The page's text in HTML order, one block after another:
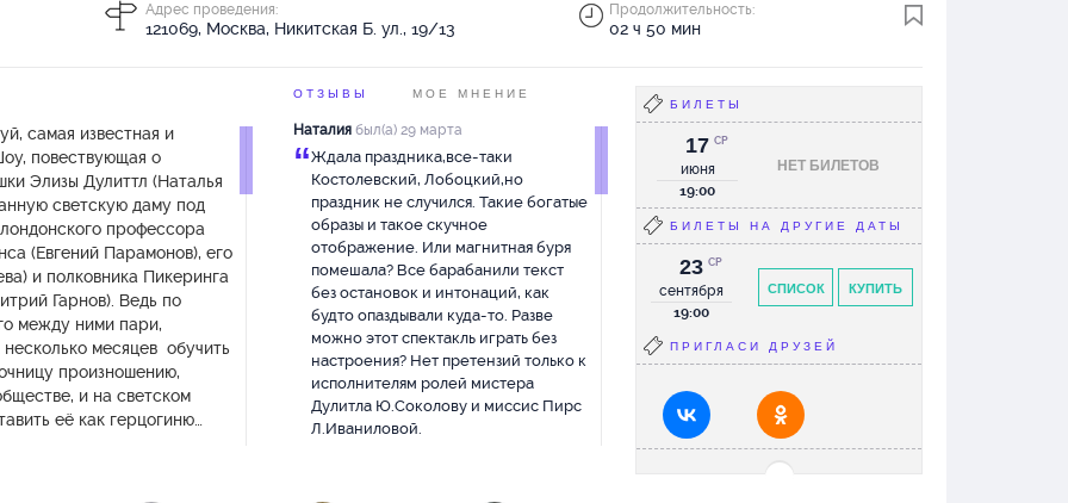
Адрес проведения:
121069, Москва, Никитская Б. ул., 19/13
Продолжительность:
02 ч 50 мин
самая известная и
повествующая о
Элизы Дулиттл (Наталья
светскую даму под
профессора
(Евгений Парамонов), его
и полковника Пикеринга
Гарнов). Ведь по
между ними пари,
месяцев обучить
произношению,
и на светском
её как герцогиню…
ОТЗЫВЫ МОЕ МНЕНИЕ
Наталия был(а) 29 марта
“Ждала праздника,все-таки
Костолевский, Лобоцкий,но
праздник не случился. Такие богатые
образы и такое скучное
отображение. Или магнитная буря
помешала? Все барабанили текст
без остановок и интонаций, как
будто опаздывали куда-то. Разве
можно этот спектакль играть без
настроения? Нет претензий только к
исполнителям ролей мистера
Дулитла Ю.Соколову и миссис Пирс
Л.Иваниловой.
БИЛЕТЫ
НЕТ БИЛЕТОВ
17
июня
СР
19:00
БИЛЕТЫ НА ДРУГИЕ ДАТЫ
КУПИТЬ
СПИСОК
23
сентября
СР
19:00
ПРИГЛАСИ ДРУЗЕЙ